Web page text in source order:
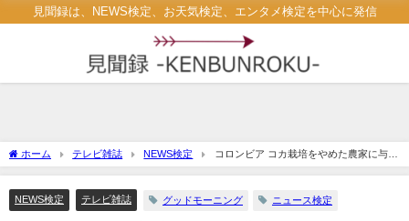
見聞録は、NEWS検定、お天気検定、エンタメ検定を中心に発信
ホーム テレビ雑誌 NEWS検定
コロンビア コカ栽培をやめた農家に与え
たモノは?【NEWS検定】
NEWS検定 テレビ雑誌 グッドモーニング ニュース検定